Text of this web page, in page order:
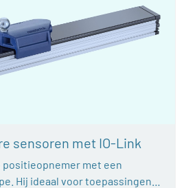
sensoren met IO-Link
positieopnemer met een
Hij ideaal voor toepassingen…